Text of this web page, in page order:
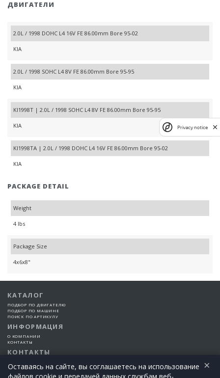
ДВИГАТЕЛИ
2.0L / 1998 DOHC L4 16V FE 86.00mm Bore 95-02
KIA
2.0L / 1998 SOHC L4 8V FE 86.00mm Bore 95-95
KIA
KI1998T | 2.0L / 1998 SOHC L4 8V FE 86.00mm Bore 95-95
KIA
KI1998TA | 2.0L / 1998 DOHC L4 16V FE 86.00mm Bore 95-02
KIA
PACKAGE DETAIL
Weight
4 lbs
Package Size
4x6x8"
КАТАЛОГ
ПОДБОР ПО ДВИГАТЕЛЮ
ПОДБОР ПО МАШИНЕ
ПОИСК ПО АРТИКУЛУ
ИНФОРМАЦИЯ
О КОМПАНИИ
КОНТАКТЫ
КОНТАКТЫ
Оставаясь на сайте, вы соглашаетесь на использование ×
Privacy notice